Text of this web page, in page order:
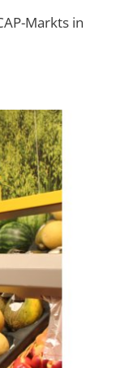
Markts in